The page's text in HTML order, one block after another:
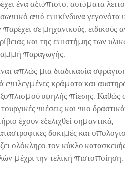
ένα αξιόπιστο, αυτόματα
από επικίνδυνα γεγονότα
σε μηχανικούς, ειδικούς
και της επιστήμης των
παραγωγής.
απλώς μια διαδικασία
επιλεγμένες κράματα και
υψηλής πίεσης. Καθώς
πιέσεις και πιο
έχουν εξελιχθεί σημαντικά,
δοκιμές και
ολόκληρο τον κύκλο
μέχρι την τελική πιστοποίηση.